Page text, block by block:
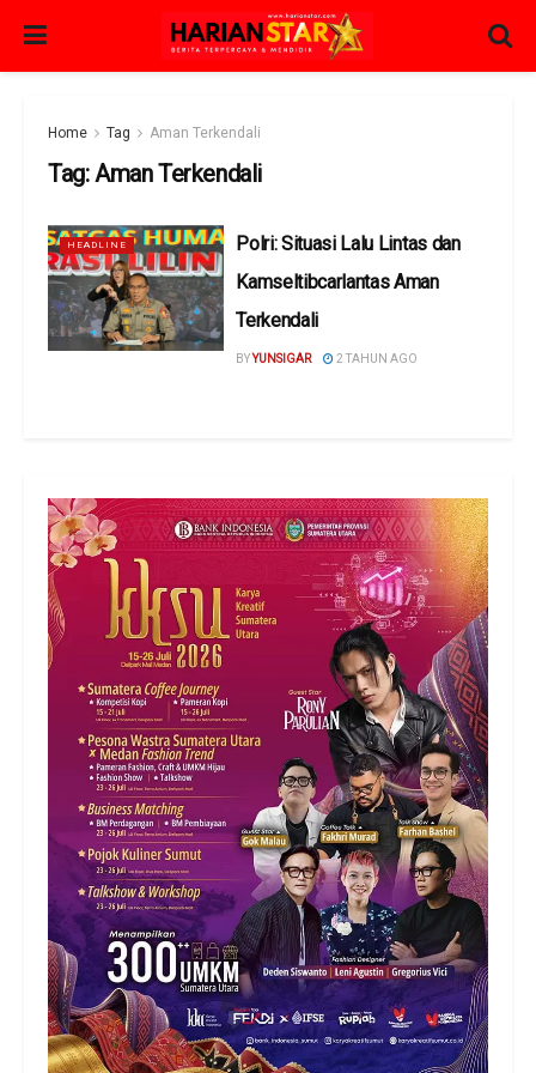
Home Tag Aman Terkendali
Tag:Aman Terkendali
HEADLINE
Polri: Situasi Lalu Lintas dan
Kamseltibcarlantas Aman
Terkendali
BYYUNSIGAR 2 TAHUN AGO